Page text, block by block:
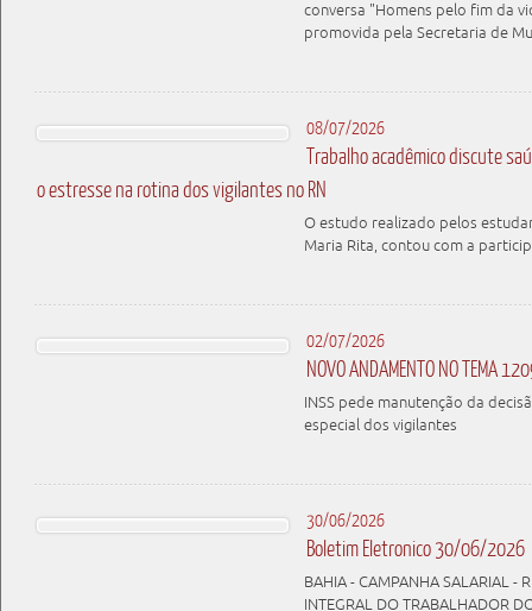
conversa "Homens pelo fim da
promovida pela Secretaria de
08/07/2026
Trabalho acadêmico discute
o estresse na rotina dos vigilantes no RN
O estudo realizado pelos
Maria Rita, contou com a
02/07/2026
NOVO ANDAMENTO NO TEMA
INSS pede manutenção da
especial dos vigilantes
30/06/2026
Boletim Eletronico 30/06/2026
BAHIA - CAMPANHA SALARIAL -
INTEGRAL DO TRABALHADOR